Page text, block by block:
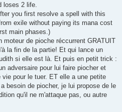
loses 2 life.
you first resolve a spell with this
exile without paying its mana cost
main phases.)
de pioche réccurrent GRATUIT
la fin de la partie! Et qui lance un
si elle est là. Et puis en petit trick :
adversaire pour lui faire piocher et
pour le tuer. ET elle a une petite
besoin de piocher, je lui propose de le
qu'il ne m'attaque pas, ou autre